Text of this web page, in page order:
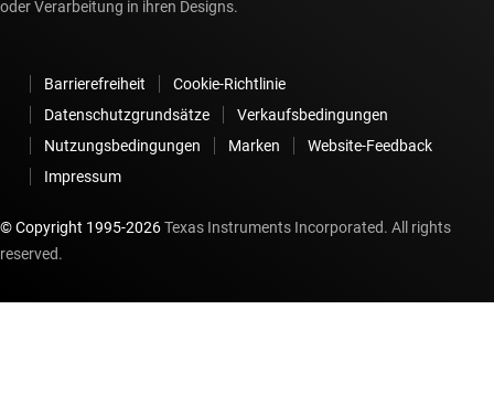
oder Verarbeitung in ihren Designs.
Barrierefreiheit
Cookie-Richtlinie
Datenschutzgrundsätze
Verkaufsbedingungen
Nutzungsbedingungen
Marken
Website-Feedback
Impressum
© Copyright 1995-2026Texas Instruments Incorporated. All rights
reserved.